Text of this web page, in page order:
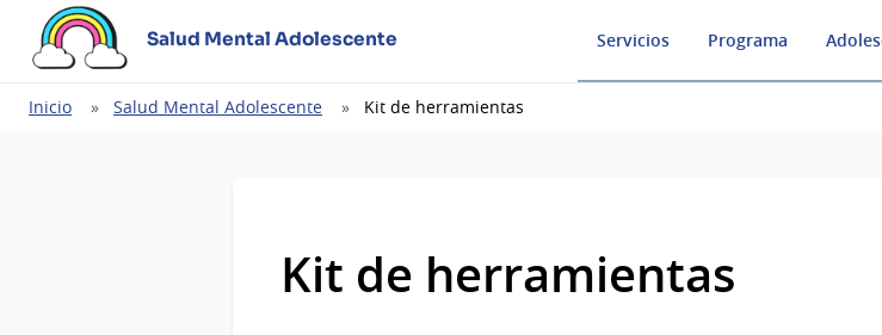
Salud Mental Adolescente Servicios Programa
Ruta
Inicio Salud Mental Adolescente Kit de herramientas
Kit de herramientas